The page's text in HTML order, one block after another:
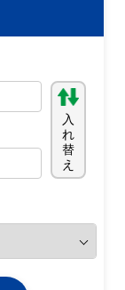
入
れ
替
え